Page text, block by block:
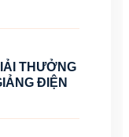
THƯỞNG
ĐIỆN